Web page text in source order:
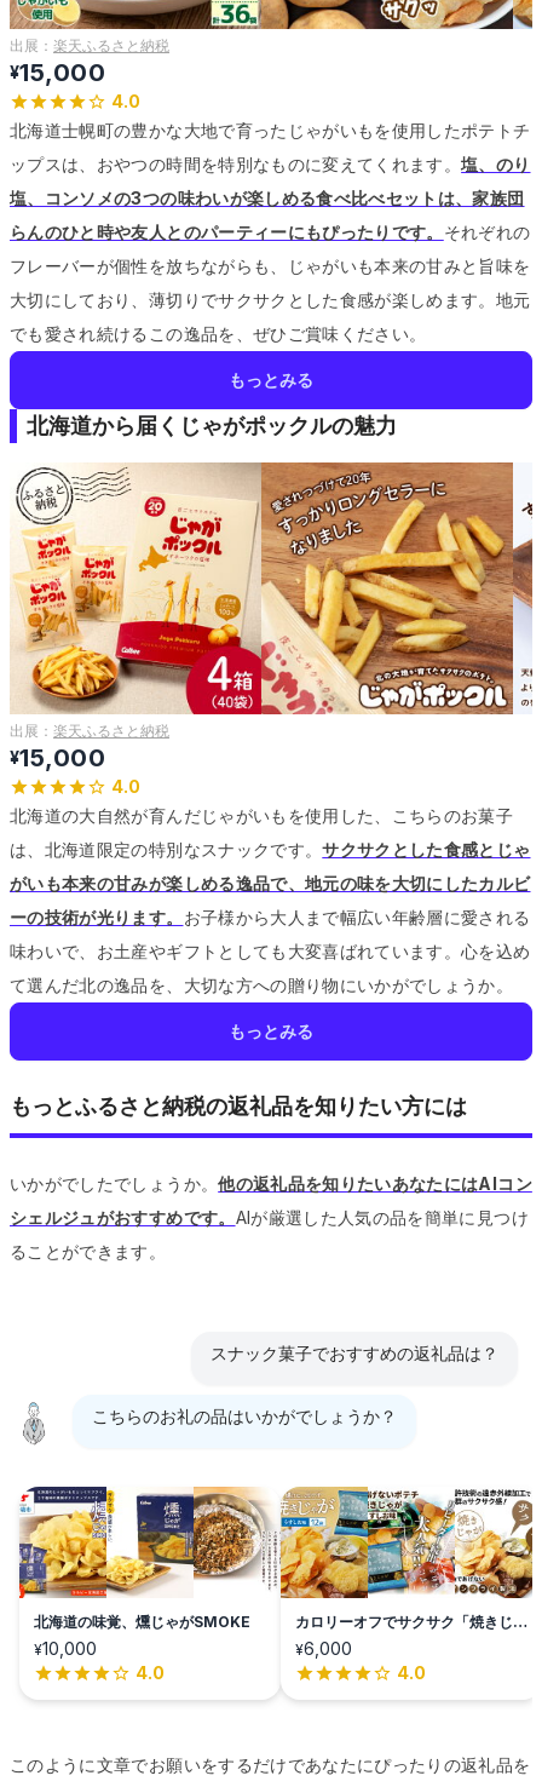
出展： 楽天ふるさと納税
¥15,000
4.0
北海道士幌町の豊かな大地で育ったじゃがいもを使用したポテトチ
ップスは、おやつの時間を特別なものに変えてくれます。塩、のり
塩、コンソメの3つの味わいが楽しめる食べ比べセットは、家族団
らんのひと時や友人とのパーティーにもぴったりです。 それぞれの
フレーバーが個性を放ちながらも、じゃがいも本来の甘みと旨味を
大切にしており、薄切りでサクサクとした食感が楽しめます。 地元
でも愛され続けるこの逸品を、ぜひご賞味ください。
もっとみる
北海道から届くじゃがポックルの魅力
出展： 楽天ふるさと納税
¥15,000
4.0
北海道の大自然が育んだじゃがいもを使用した、こちらのお菓子
は、北海道限定の特別なスナックです。サクサクとした食感とじゃ
がいも本来の甘みが楽しめる逸品で、地元の味を大切にしたカルビ
ーの技術が光ります。 お子様から大人まで幅広い年齢層に愛される
味わいで、お土産やギフトとしても大変喜ばれています。心を込め
て選んだ北の逸品を、大切な方への贈り物にいかがでしょうか。
もっとみる
もっとふるさと納税の返礼品を知りたい方には
いかがでしたでしょうか。他の返礼品を知りたいあなたにはAIコン
シェルジュがおすすめです。 AIが厳選した人気の品を簡単に見つけ
ることができます。
スナック菓子でおすすめの返礼品は？
こちらのお礼の品はいかがでしょうか？
北海道の味覚、燻じゃがSMOKE
¥10,000
4.0
カロリーオフでサクサク「焼きじゃ
が」
¥6,000
4.0
このように文章でお願いをするだけであなたにぴったりの返礼品を